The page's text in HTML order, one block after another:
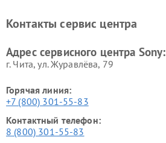
Контакты сервис центра
Адрес сервисного центра Sony:
г. Чита, ул. Журавлёва, 79
Горячая линия:
+7 (800) 301-55-83
Контактный телефон:
8 (800) 301-55-83